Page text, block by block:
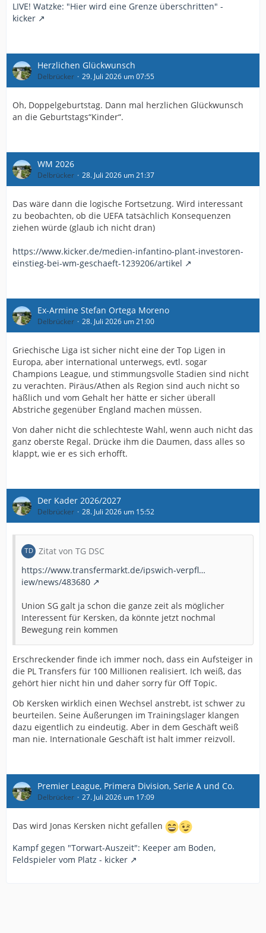
LIVE! Watzke: "Hier wird eine Grenze überschritten" -
kicker
Herzlichen Glückwunsch
Delbrücker 29. Juli 2026 um 07:55
Oh, Doppelgeburtstag. Dann mal herzlichen Glückwunsch
an die Geburtstags“Kinder“.
WM 2026
Delbrücker 28. Juli 2026 um 21:37
Das wäre dann die logische Fortsetzung. Wird interessant
zu beobachten, ob die UEFA tatsächlich Konsequenzen
ziehen würde (glaub ich nicht dran)
https://www.kicker.de/medien-infantino-plant-investoren-
einstieg-bei-wm-geschaeft-1239206/artikel
Ex-Armine Stefan Ortega Moreno
Delbrücker 28. Juli 2026 um 21:00
Griechische Liga ist sicher nicht eine der Top Ligen in
Europa, aber international unterwegs, evtl. sogar
Champions League, und stimmungsvolle Stadien sind nicht
zu verachten. Piräus/Athen als Region sind auch nicht so
häßlich und vom Gehalt her hätte er sicher überall
Abstriche gegenüber England machen müssen.
Von daher nicht die schlechteste Wahl, wenn auch nicht das
ganz oberste Regal. Drücke ihm die Daumen, dass alles so
klappt, wie er es sich erhofft.
Der Kader 2026/2027
Delbrücker 28. Juli 2026 um 15:52
Zitat von TG DSC
https://www.transfermarkt.de/ipswich-verpfl…
iew/news/483680
Union SG galt ja schon die ganze zeit als möglicher
Interessent für Kersken, da könnte jetzt nochmal
Bewegung rein kommen
Erschreckender finde ich immer noch, dass ein Aufsteiger in
die PL Transfers für 100 Millionen realisiert. Ich weiß, das
gehört hier nicht hin und daher sorry für Off Topic.
Ob Kersken wirklich einen Wechsel anstrebt, ist schwer zu
beurteilen. Seine Äußerungen im Trainingslager klangen
dazu eigentlich zu eindeutig. Aber in dem Geschäft weiß
man nie. Internationale Geschäft ist halt immer reizvoll.
Premier League, Primera Division, Serie A und Co.
Delbrücker 27. Juli 2026 um 17:09
Das wird Jonas Kersken nicht gefallen
Kampf gegen "Torwart-Auszeit": Keeper am Boden,
Feldspieler vom Platz - kicker